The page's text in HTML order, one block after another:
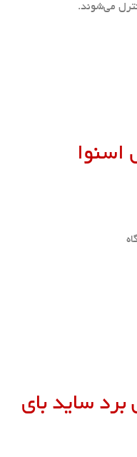
می‌شوند.
اسنوا
برد ساید بای